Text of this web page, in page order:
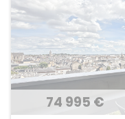
74 995 €